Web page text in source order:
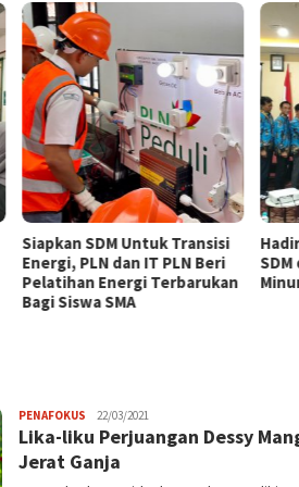
Siapkan SDM Untuk Transisi
Energi, PLN dan IT PLN Beri
Pelatihan Energi Terbarukan
Bagi Siswa SMA
PENAFOKUS JPatading
22/03/2021
Lika-liku Perjuangan Dessy
Jerat Ganja